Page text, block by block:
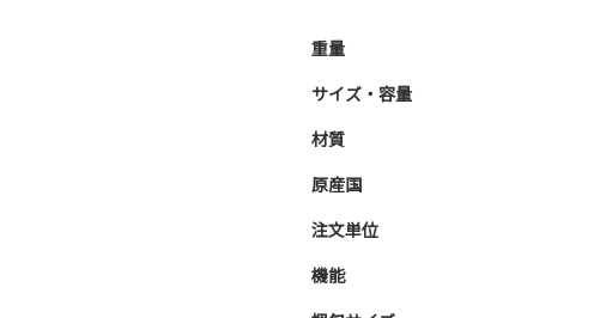
重量
サイズ・容量
材質
原産国
注文単位
機能